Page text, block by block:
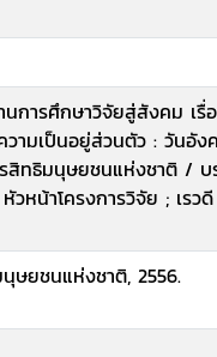
การศึกษาวิจัยสู่สังคม เ
วามเป็นอยู่ส่วนตัว : วัน
ทธิมนุษยชนแห่งชาติ / บ
วหน้าโครงการวิจัย ; เร
ษยชนแห่งชาติ, 2556.